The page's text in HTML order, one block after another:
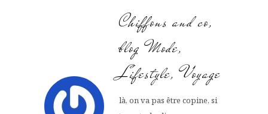
Chiffons and co,
blog Mode,
Lifestyle, Voyage
là, on va pas être copine, si